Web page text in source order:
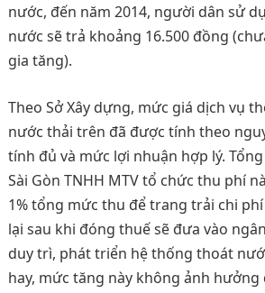
nước, đến năm 2014, người dân sử
nước sẽ trả khoảng 16.500 đồng
gia tăng).
Theo Sở Xây dựng, mức giá dịch vụ
nước thải trên đã được tính theo
tính đủ và mức lợi nhuận hợp lý.
Sài Gòn TNHH MTV tổ chức thu phí
1% tổng mức thu để trang trải chi
lại sau khi đóng thuế sẽ đưa vào
duy trì, phát triển hệ thống thoát
hay, mức tăng này không ảnh hưởng